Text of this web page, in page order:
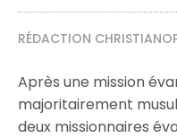
RÉDACTION
Après une mission
majoritairement
deux missionnaires